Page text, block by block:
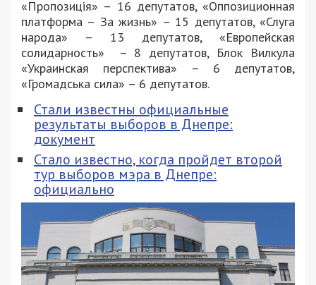
«Пропозиція» – 16 депутатов, «Оппозиционная
платформа – За жизнь» – 15 депутатов, «Слуга
народа» – 13 депутатов, «Европейская
солидарность» – 8 депутатов, Блок Вилкула
«Украинская перспектива» – 6 депутатов,
«Громадська сила» – 6 депутатов.
Стали известны официальные
результаты выборов в Днепре:
документ
Стало известно, когда пройдет второй
тур выборов мэра в Днепре:
официально